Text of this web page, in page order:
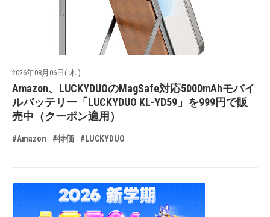
2026年08月06日( 木 )
Amazon、LUCKYDUOのMagSafe対応5000mAhモバイ
ルバッテリー「LUCKYDUO KL-YD59」を999円で販
売中（クーポン適用）
#Amazon #特価 #LUCKYDUO